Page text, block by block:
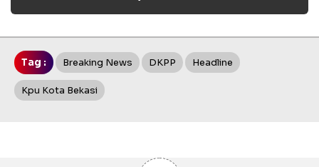
Tag : Breaking News DKPP Headline
Kpu Kota Bekasi